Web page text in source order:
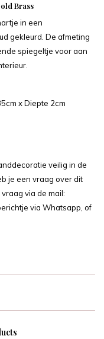
Brass
in een
gekleurd. De afmeting
spiegeltje voor aan
x Diepte 2cm
veilig in de
je een vraag over dit
via de mail:
via Whatsapp, of